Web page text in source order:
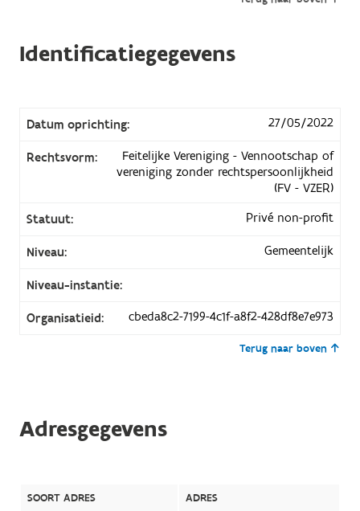
Identificatiegegevens
Datum oprichting: 27/05/2022
Rechtsvorm:
Feitelijke Vereniging - Vennootschap of
vereniging zonder rechtspersoonlijkheid
(FV - VZER)
Statuut:
Privé non-profit
Niveau: Gemeentelijk
Niveau-instantie:
Organisatieid: cbeda8c2-7199-4c1f-a8f2-428df8e7e973
Terug naar boven
Adresgegevens
SOORT ADRES ADRES